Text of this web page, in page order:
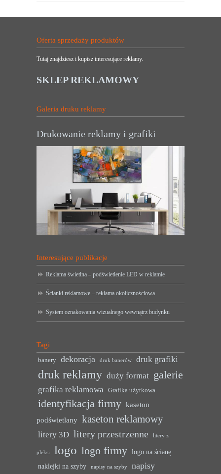
Oferta sprzedaży produktów
Tutaj znajdziesz i kupisz interesujące reklamy.
SKLEP REKLAMOWY
Galeria druku reklamy
Drukowanie reklamy i grafiki
Interesujące publikacje
Reklama świetlna – podświetlenie LED w reklamie
Ścianki reklamowe – reklama okolicznościowa
System oznakowania wizualnego wewnątrz budynku
Tagi
banery dekoracja druk banerów druk grafiki
druk reklamy duży format galerie
grafika reklamowa Grafika użytkowa
identyfikacja firmy kaseton
podświetlany kaseton reklamowy
litery 3D litery przestrzenne litery z
pleksi logo logo firmy logo na ścianę
naklejki na szyby
napisy na szyby
napisy